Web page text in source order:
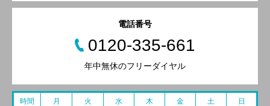
電話番号
0120-335-661
年中無休のフリーダイヤル
時間 月 火 水 木 金 土 日